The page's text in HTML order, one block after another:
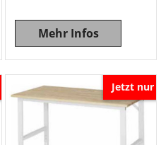
Mehr Infos
Jetzt nur